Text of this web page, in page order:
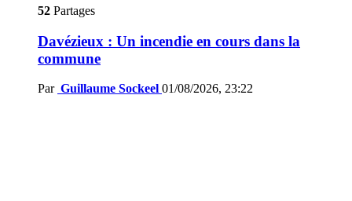
52 Partages
Davézieux : Un incendie en cours dans la
commune
Par Guillaume Sockeel 01/08/2026, 23:22